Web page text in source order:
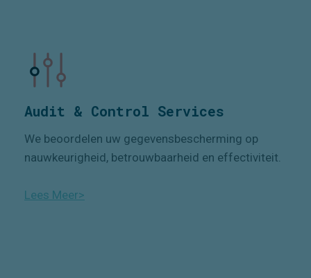
Audit & Control Services
We beoordelen uw gegevensbescherming op
nauwkeurigheid, betrouwbaarheid en effectiviteit.
Lees Meer>